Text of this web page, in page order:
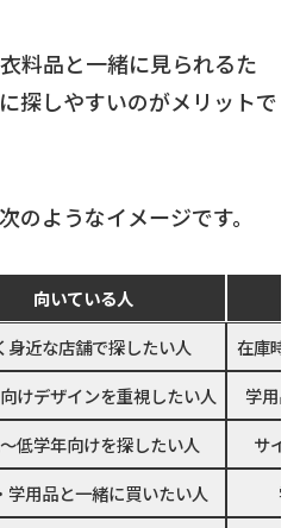
料品と一緒に見られるた
探しやすいのがメリットで
のようなイメージです。
向いている人
身近な店舗で探したい人
在庫時
けデザインを重視したい人
学用
低学年向けを探したい人
サイ
学用品と一緒に買いたい人